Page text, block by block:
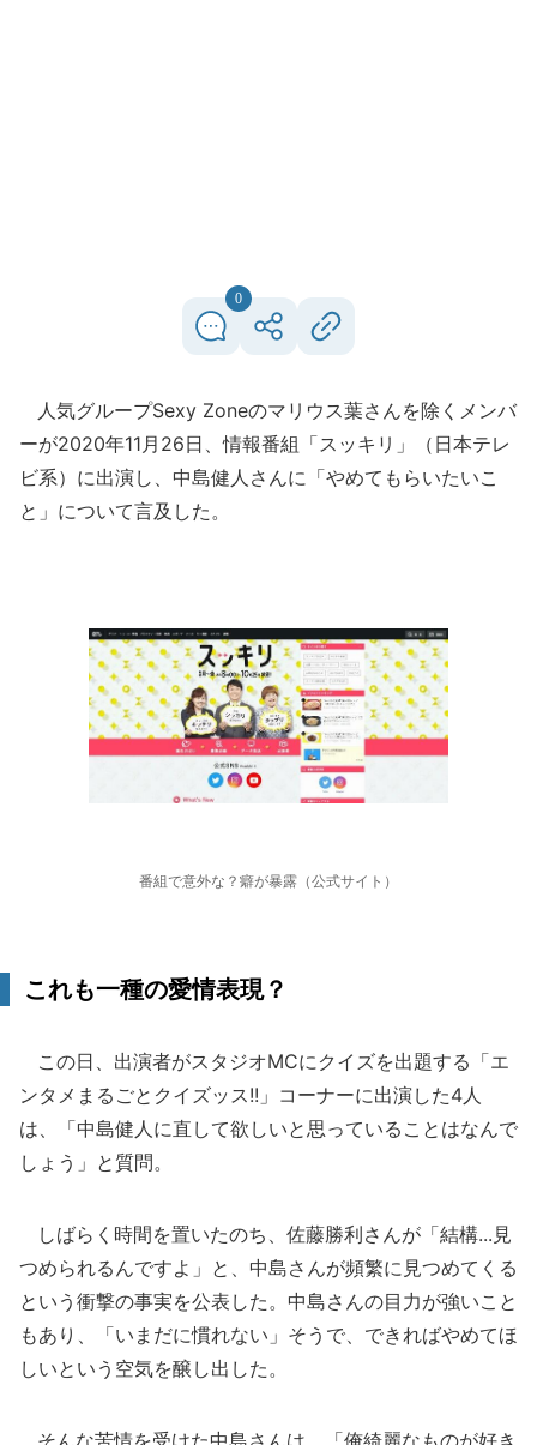
0
人気グループSexy Zoneのマリウス葉さんを除くメンバ
ーが2020年11月26日、情報番組「スッキリ」（日本テレ
ビ系）に出演し、中島健人さんに「やめてもらいたいこ
と」について言及した。
番組で意外な？癖が暴露（公式サイト）
これも一種の愛情表現？
この日、出演者がスタジオMCにクイズを出題する「エ
ンタメまるごとクイズッス!!」コーナーに出演した4人
は、「中島健人に直して欲しいと思っていることはなんで
しょう」と質問。
しばらく時間を置いたのち、佐藤勝利さんが「結構...見
つめられるんですよ」と、中島さんが頻繁に見つめてくる
という衝撃の事実を公表した。中島さんの目力が強いこと
もあり、「いまだに慣れない」そうで、できればやめてほ
しいという空気を醸し出した。
そんな苦情を受けた中島さんは、「俺綺麗なものが好き